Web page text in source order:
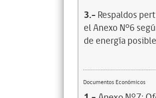
3.- Respaldos
el Anexo N°6
de energía
Documentos Económicos